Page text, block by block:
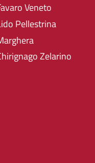
Favaro Veneto
Lido Pellestrina
Marghera
Chirignago Zelarino